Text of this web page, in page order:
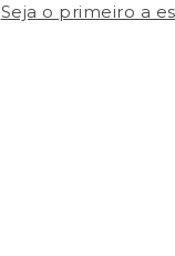
Seja o primeiro a